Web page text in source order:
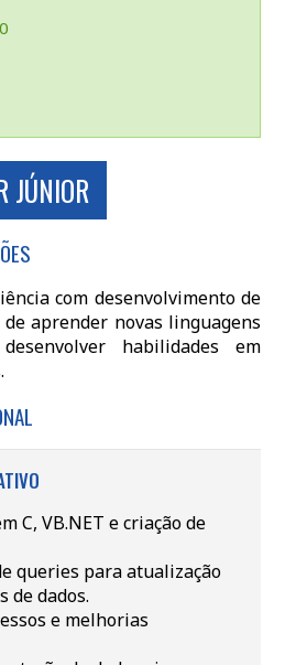
JÚNIOR
com desenvolvimento de
aprender novas linguagens
habilidades em
C, VB.NET e criação de
queries para atualização
de dados.
e melhorias